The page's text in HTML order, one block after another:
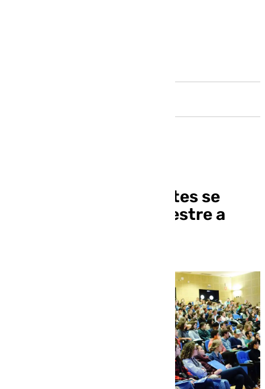
Más de 400 estudiantes se
incorporan este semestre a